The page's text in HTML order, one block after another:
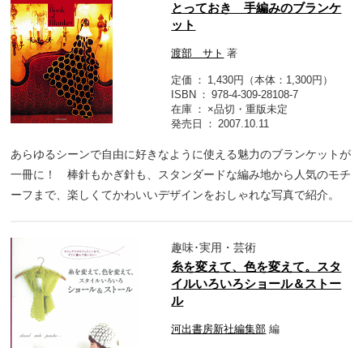
とっておき 手編みのブランケ
ット
渡部 サト 著
定価
1,430円（本体：1,300円）
ISBN
978-4-309-28108-7
在庫
×品切・重版未定
発売日
2007.10.11
あらゆるシーンで自由に好きなように使える魅力のブランケットが
一冊に！ 棒針もかぎ針も、スタンダードな編み地から人気のモチ
ーフまで、楽しくてかわいいデザインをおしゃれな写真で紹介。
趣味･実用・芸術
糸を変えて、色を変えて。スタ
イルいろいろショール＆ストー
ル
河出書房新社編集部 編